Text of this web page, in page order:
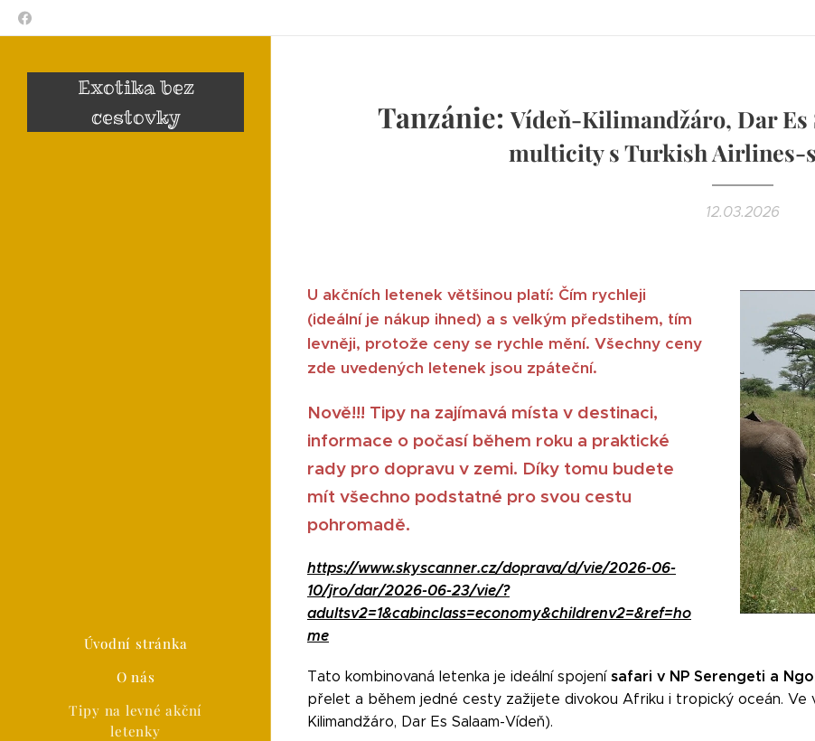
Exotika bez
cestovky
Úvodní stránka
O nás
Tipy na levné akční
letenky
Tanzánie: Vídeň-Kilimandžáro, Dar Es
multicity s Turkish Airlines-
12.03.2026
U akčních letenek většinou platí: Čím rychleji
(ideální je nákup ihned) a s velkým předstihem, tím
levněji, protože ceny se rychle mění. Všechny ceny
zde uvedených letenek jsou zpáteční.
Nově!!! Tipy na zajímavá místa v destinaci,
informace o počasí během roku a praktické
rady pro dopravu v zemi. Díky tomu budete
mít všechno podstatné pro svou cestu
pohromadě.
https://www.skyscanner.cz/doprava/d/vie/2026-06-
10/jro/dar/2026-06-23/vie/?
adultsv2=1&cabinclass=economy&childrenv2=&ref=ho
me
Tato kombinovaná letenka je ideální spojení safari v NP Serengeti a
přelet a během jedné cesty zažijete divokou Afriku i tropický oceán. Ve
Kilimandžáro, Dar Es Salaam-Vídeň).